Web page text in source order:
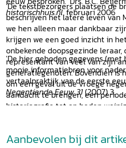
historischhuis.nl, februari 2006
'De tekstbezorgers plaatsen de
beschrijven het latere leven van
we hen alleen maar dankbaar
krijgen we een goed inzicht in
onbekende doopsgezinde
representant van veel van zijn
generatiegenoten. Bovendien is
om een geval uit de vroege
aandacht te brengen, een
historiografie tot op heden
gekregen. (...) Hoe dit ook zij,
'De hier geboden gegevens
mooie informatiebron voor
vertaalpraktijk van de eerste
Negentiende Eeuw 31(2007) 3.
Aanbevolen bij dit